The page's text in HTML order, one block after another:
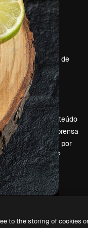
Preços
Sobre nós
Reviews
Emprego
Tendências de
pesquisa
Blog
Eventos
Slidesgo
Vender conteúdo
Sala de imprensa
Procurando por
magnific.ai?
to the storing of cookies